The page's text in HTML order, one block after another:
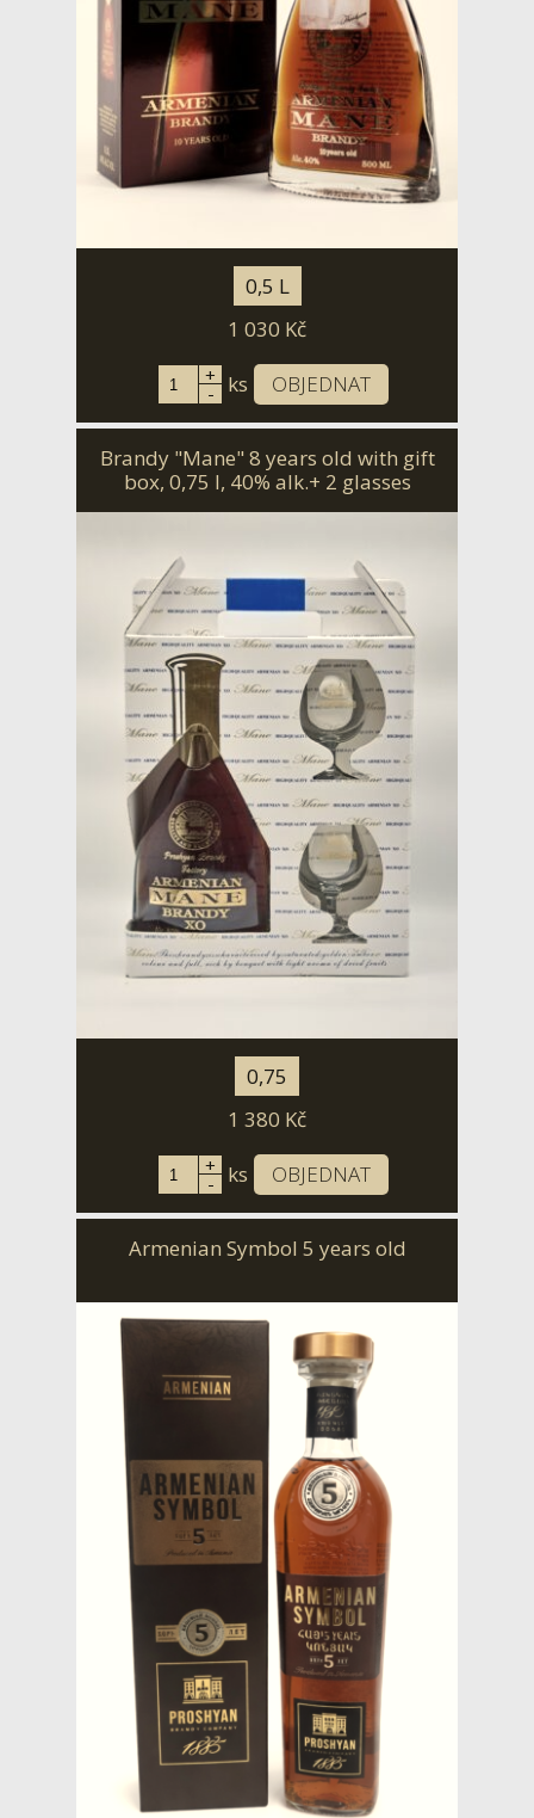
0,5 L
1 030 Kč
+
- ks OBJEDNAT
Brandy "Mane" 8 years old with gift
box, 0,75 l, 40% alk.+ 2 glasses
0,75
1 380 Kč
+
- ks OBJEDNAT
Armenian Symbol 5 years old